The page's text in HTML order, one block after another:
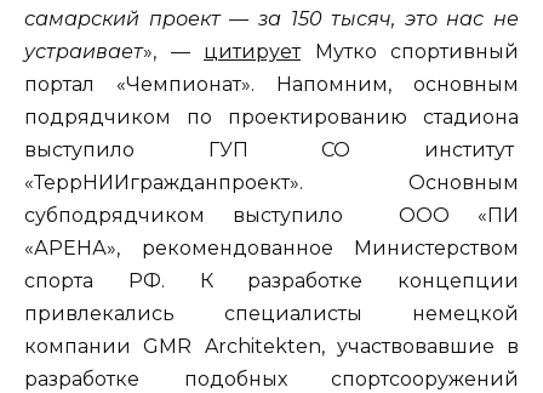
самарский проект — за 150 тысяч, это нас не
устраивает», — цитируетМутко спортивный
портал «Чемпионат». Напомним, основным
подрядчиком по проектированию стадиона
выступило ГУП СО институт
«ТеррНИИгражданпроект». Основным
субподрядчиком выступило ООО «ПИ
«АРЕНА», рекомендованное Министерством
спорта РФ. К разработке концепции
привлекались специалисты немецкой
компании GMR Architekten, участвовавшие в
разработке подобных спортсооружений